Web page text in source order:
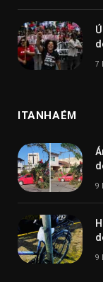
7
ITANHAÉM
9
9